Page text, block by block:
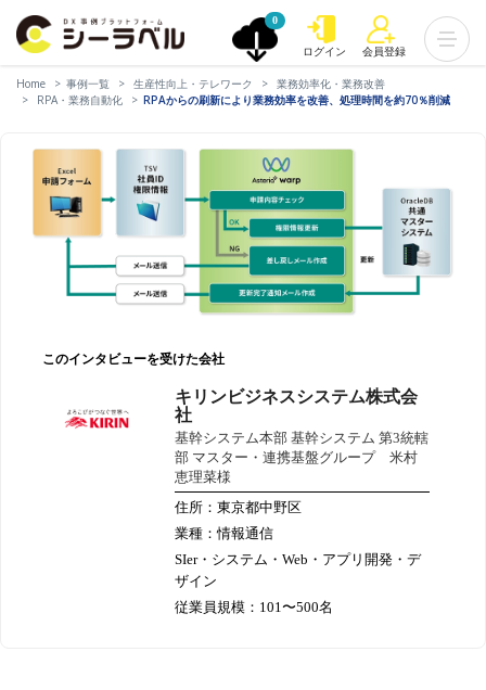
0
ログイン 会員登録
Home 事例一覧 生産性向上・テレワーク
業務効率化・業務改善
RPA・業務自動化
RPAからの刷新により業務効率を改善、処理時間を約70％削減
このインタビューを受けた会社
キリンビジネスシステム株式会
社
基幹システム本部 基幹システム 第3統轄
部 マスター・連携基盤グループ 米村
恵理菜様
住所：東京都中野区
業種：情報通信
SIer・システム・Web・アプリ開発・デ
ザイン
従業員規模：101〜500名